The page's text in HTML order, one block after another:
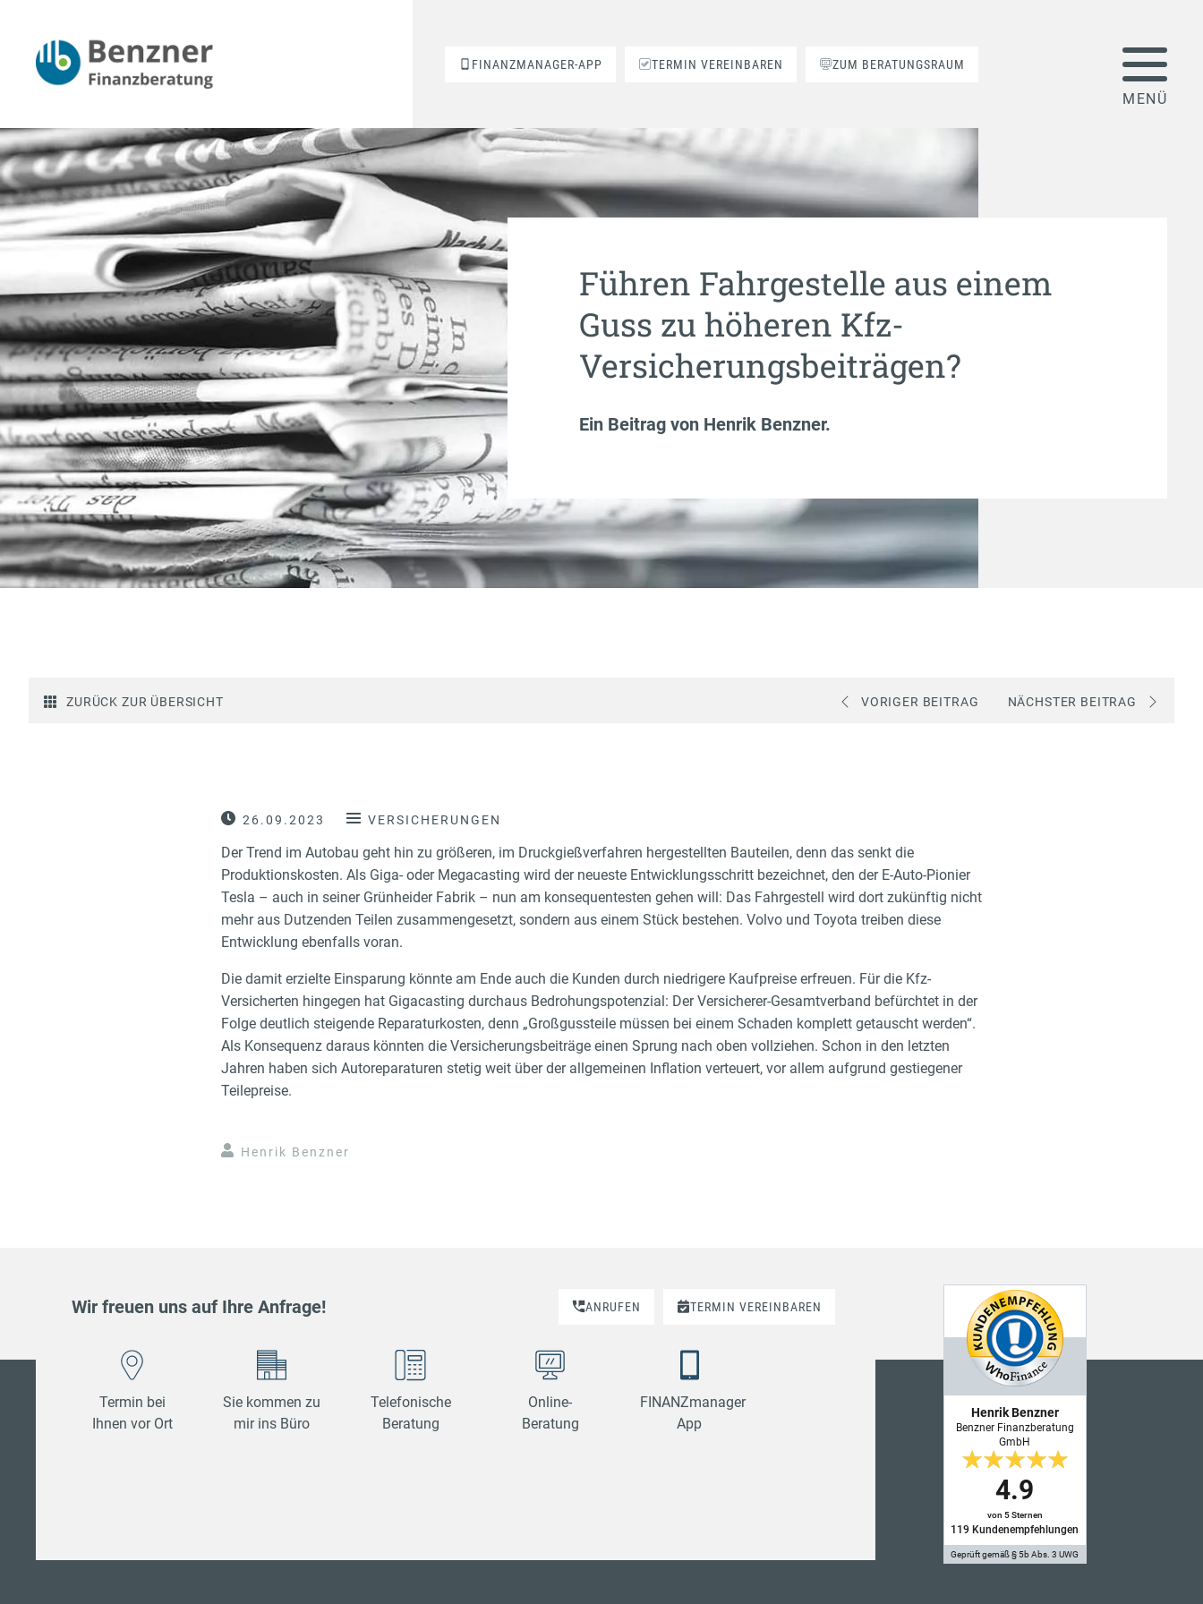
FINANZMANAGER-APP TERMIN VEREINBAREN ZUM BERATUNGSRAUM
Führen Fahrgestelle aus einem
Guss zu höheren Kfz-
Versicherungsbeiträgen?
Ein Beitrag von Henrik Benzner.
ZURÜCK ZUR ÜBERSICHT VORIGER BEITRAG NÄCHSTER BEITRAG
26.09.2023 VERSICHERUNGEN
Der Trend im Autobau geht hin zu größeren, im Druckgießverfahren hergestellten Bauteilen, denn das senkt die
Produktionskosten. Als Giga- oder Megacasting wird der neueste Entwicklungsschritt bezeichnet, den der E-Auto-Pionier
Tesla – auch in seiner Grünheider Fabrik – nun am konsequentesten gehen will: Das Fahrgestell wird dort zukünftig nicht
mehr aus Dutzenden Teilen zusammengesetzt, sondern aus einem Stück bestehen. Volvo und Toyota treiben diese
Entwicklung ebenfalls voran.
Die damit erzielte Einsparung könnte am Ende auch die Kunden durch niedrigere Kaufpreise erfreuen. Für die Kfz-
Versicherten hingegen hat Gigacasting durchaus Bedrohungspotenzial: Der Versicherer-Gesamtverband befürchtet in der
Folge deutlich steigende Reparaturkosten, denn „Großgussteile müssen bei einem Schaden komplett getauscht werden“.
Als Konsequenz daraus könnten die Versicherungsbeiträge einen Sprung nach oben vollziehen. Schon in den letzten
Jahren haben sich Autoreparaturen stetig weit über der allgemeinen Inflation verteuert, vor allem aufgrund gestiegener
Teilepreise.
Henrik Benzner
Wir freuen uns auf Ihre Anfrage! ANRUFEN TERMIN VEREINBAREN
Termin bei
Ihnen vor Ort
Sie kommen zu
mir ins Büro
Telefonische
Beratung
Online-
Beratung
FINANZmanager
App
Henrik Benzner
Benzner Finanzberatung
GmbH
4.9
von 5 Sternen
119 Kundenempfehlungen
Geprüft gemäß § 5b Abs. 3 UWG